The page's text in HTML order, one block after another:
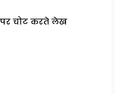
चोट करते लेख